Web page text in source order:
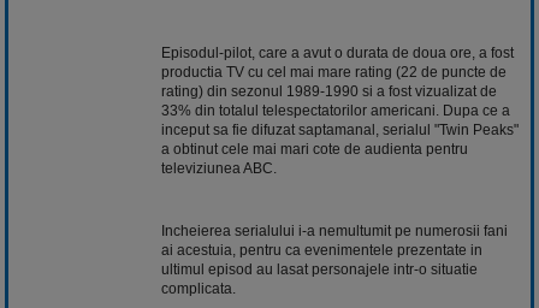
Episodul-pilot, care a avut o durata de doua ore, a fost
productia TV cu cel mai mare rating (22 de puncte de
rating) din sezonul 1989-1990 si a fost vizualizat de
33% din totalul telespectatorilor americani. Dupa ce a
inceput sa fie difuzat saptamanal, serialul "Twin Peaks"
a obtinut cele mai mari cote de audienta pentru
televiziunea ABC.
Incheierea serialului i-a nemultumit pe numerosii fani
ai acestuia, pentru ca evenimentele prezentate in
ultimul episod au lasat personajele intr-o situatie
complicata.